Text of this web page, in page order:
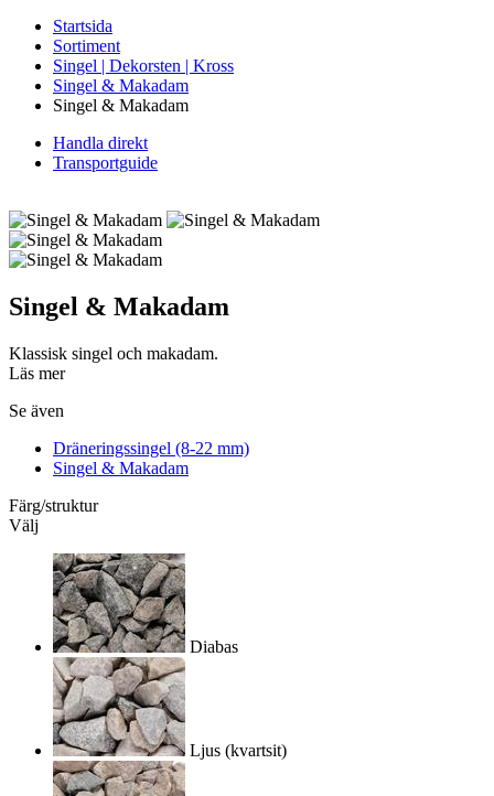
Startsida
Sortiment
Singel | Dekorsten | Kross
Singel & Makadam
Singel & Makadam
Handla direkt
Transportguide
Singel & Makadam
Klassisk singel och makadam.
Läs mer
Se även
Dräneringssingel (8-22 mm)
Singel & Makadam
Färg/struktur
Välj
Diabas
Ljus (kvartsit)